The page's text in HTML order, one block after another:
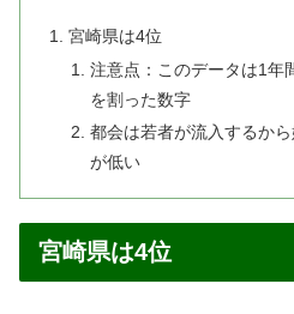
宮崎県は4位
注意点：このデータは1年
を割った数字
都会は若者が流入するか
が低い
宮崎県は4位